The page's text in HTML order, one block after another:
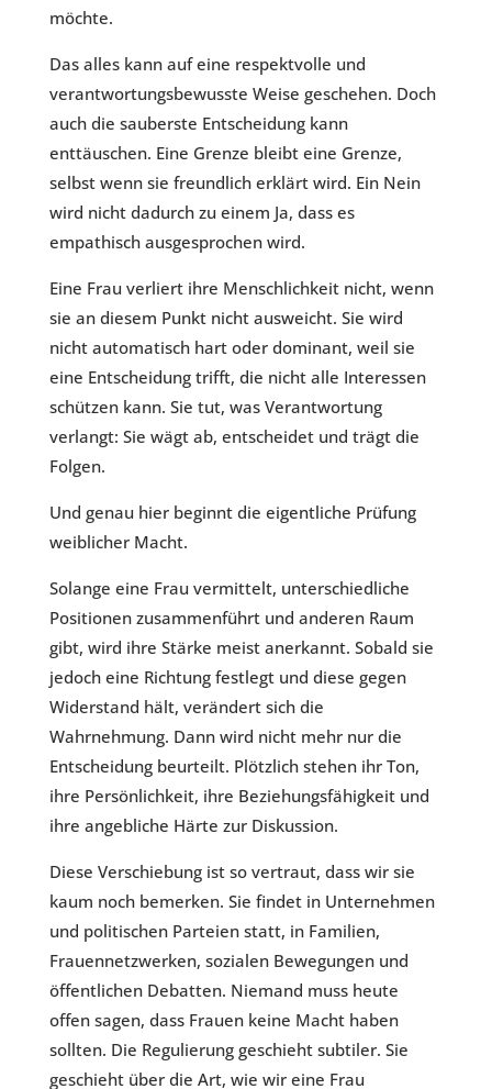
möchte.
Das alles kann auf eine respektvolle und
verantwortungsbewusste Weise geschehen. Doch
auch die sauberste Entscheidung kann
enttäuschen. Eine Grenze bleibt eine Grenze,
selbst wenn sie freundlich erklärt wird. Ein Nein
wird nicht dadurch zu einem Ja, dass es
empathisch ausgesprochen wird.
Eine Frau verliert ihre Menschlichkeit nicht, wenn
sie an diesem Punkt nicht ausweicht. Sie wird
nicht automatisch hart oder dominant, weil sie
eine Entscheidung trifft, die nicht alle Interessen
schützen kann. Sie tut, was Verantwortung
verlangt: Sie wägt ab, entscheidet und trägt die
Folgen.
Und genau hier beginnt die eigentliche Prüfung
weiblicher Macht.
Solange eine Frau vermittelt, unterschiedliche
Positionen zusammenführt und anderen Raum
gibt, wird ihre Stärke meist anerkannt. Sobald sie
jedoch eine Richtung festlegt und diese gegen
Widerstand hält, verändert sich die
Wahrnehmung. Dann wird nicht mehr nur die
Entscheidung beurteilt. Plötzlich stehen ihr Ton,
ihre Persönlichkeit, ihre Beziehungsfähigkeit und
ihre angebliche Härte zur Diskussion.
Diese Verschiebung ist so vertraut, dass wir sie
kaum noch bemerken. Sie findet in Unternehmen
und politischen Parteien statt, in Familien,
Frauennetzwerken, sozialen Bewegungen und
öffentlichen Debatten. Niemand muss heute
offen sagen, dass Frauen keine Macht haben
sollten. Die Regulierung geschieht subtiler. Sie
geschieht über die Art, wie wir eine Frau